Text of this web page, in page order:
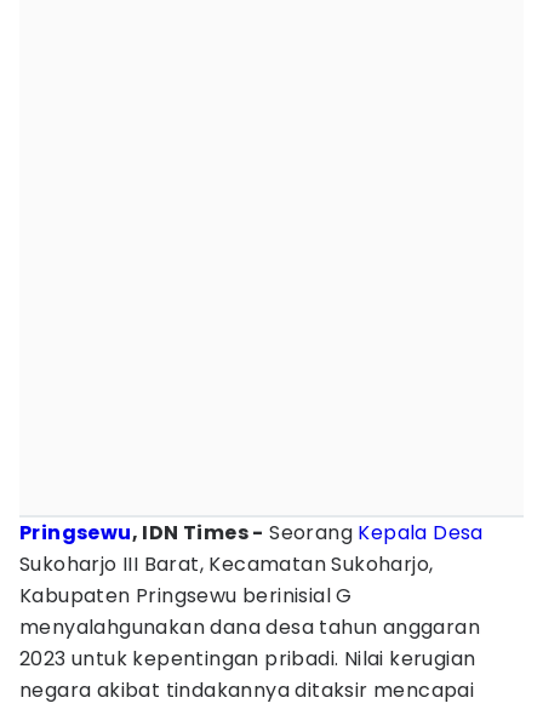
Pringsewu, IDN Times - Seorang Kepala Desa
Sukoharjo III Barat, Kecamatan Sukoharjo,
Kabupaten Pringsewu berinisial G
menyalahgunakan dana desa tahun anggaran
2023 untuk kepentingan pribadi. Nilai kerugian
negara akibat tindakannya ditaksir mencapai